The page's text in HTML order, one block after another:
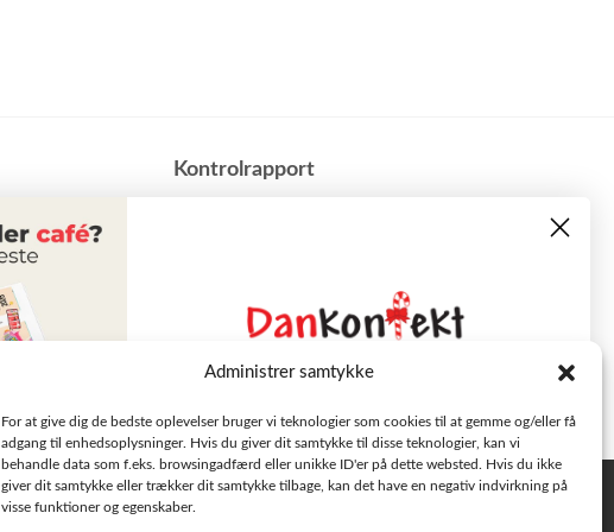
Administrer samtykke
For at give dig de bedste oplevelser bruger vi teknologier som cookies til at gemme og/eller få
adgang til enhedsoplysninger. Hvis du giver dit samtykke til disse teknologier, kan vi
behandle data som f.eks. browsingadfærd eller unikke ID'er på dette websted. Hvis du ikke
giver dit samtykke eller trækker dit samtykke tilbage, kan det have en negativ indvirkning på
visse funktioner og egenskaber.
​Kontrolrapport
Privatlivspolitik
Læs tilbudsavisen
Se aktuelle tilbud